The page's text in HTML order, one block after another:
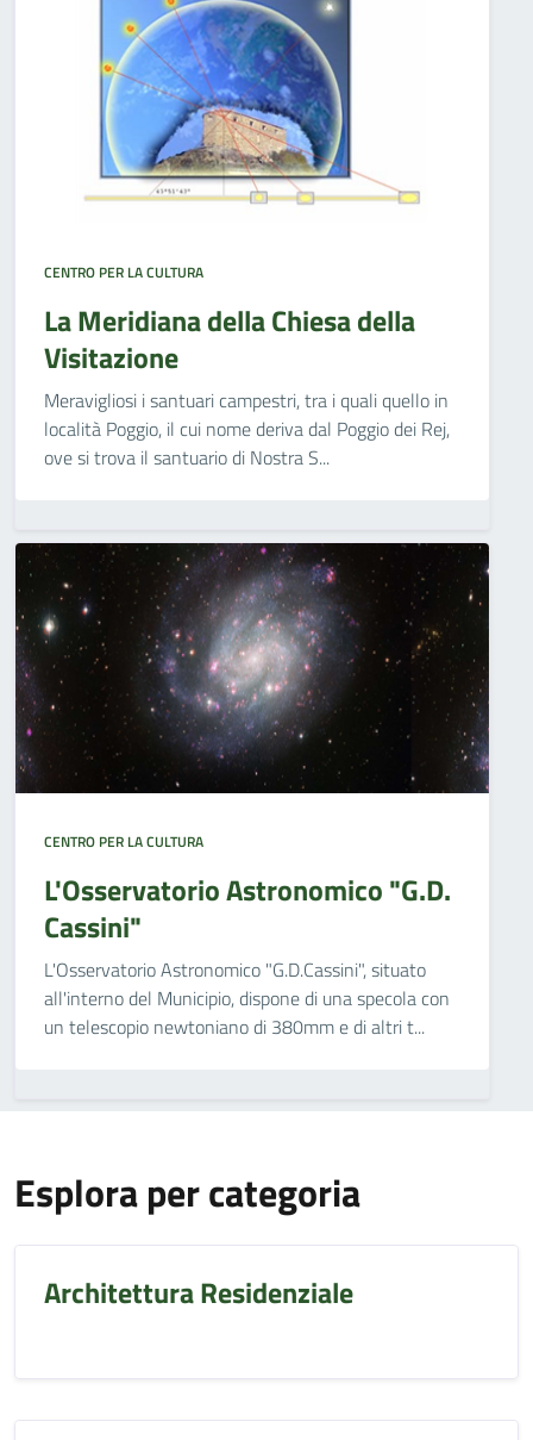
CENTRO PER LA CULTURA
La Meridiana della Chiesa della
Visitazione
Meravigliosi i santuari campestri, tra i quali quello in
località Poggio, il cui nome deriva dal Poggio dei Rej,
ove si trova il santuario di Nostra S...
CENTRO PER LA CULTURA
L'Osservatorio Astronomico "G.D.
Cassini"
L'Osservatorio Astronomico "G.D.Cassini", situato
all'interno del Municipio, dispone di una specola con
un telescopio newtoniano di 380mm e di altri t...
Esplora per categoria
Architettura Residenziale